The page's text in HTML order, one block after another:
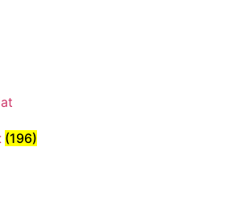
(196)